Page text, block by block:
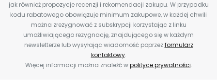
jak również propozycje recenzji i rekomendacji zakupu. W przypadku
kodu rabatowego obowiązuje minimum zakupowe, w każdej chwili
można zrezygnować z subskrypcji korzystając z linku
umożliwiającego rezygnację, znajdującego się w każdym
newsletterze lub wysyłając wiadomość poprzezformularz
kontaktowy.
Więcej informacji można znaleźć wpolityce prywatności.